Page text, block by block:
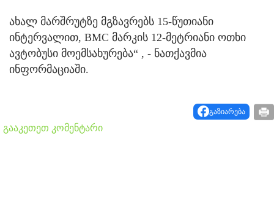
ახალ მარშრუტზე მგზავრებს 15-წუთიანი
ინტერვალით, BMC მარკის 12-მეტრიანი ოთხი
ავტობუსი მოემსახურება“ , - ნათქავმია
ინფორმაციაში.
გაზიარება
გააკეთეთ კომენტარი